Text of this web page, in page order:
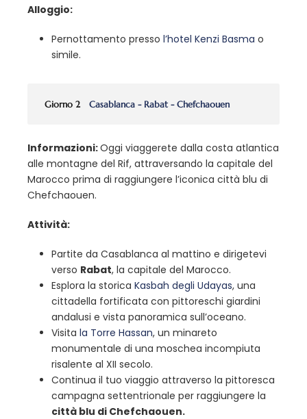
Alloggio:
Pernottamento presso l’hotel Kenzi Basma o
simile.
Giorno 2 Casablanca - Rabat - Chefchaouen
Informazioni:Oggi viaggerete dalla costa atlantica
alle montagne del Rif, attraversando la capitale del
Marocco prima di raggiungere l’iconica città blu di
Chefchaouen.
Attività:
Partite da Casablanca al mattino e dirigetevi
verso Rabat, la capitale del Marocco.
Esplora la storica Kasbah degli Udayas, una
cittadella fortificata con pittoreschi giardini
andalusi e vista panoramica sull’oceano.
Visita la Torre Hassan, un minareto
monumentale di una moschea incompiuta
risalente al XII secolo.
Continua il tuo viaggio attraverso la pittoresca
campagna settentrionale per raggiungere la
città blu di Chefchaouen.